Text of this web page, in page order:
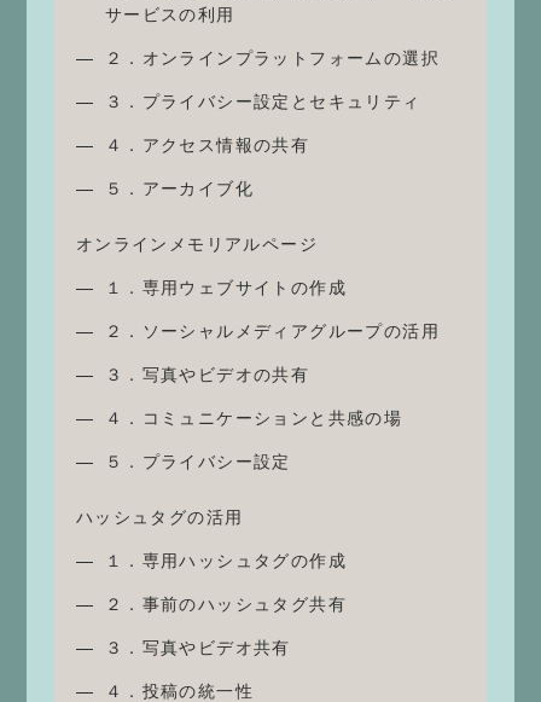
サービスの利用
２．オンラインプラットフォームの選択
３．プライバシー設定とセキュリティ
４．アクセス情報の共有
５．アーカイブ化
オンラインメモリアルページ
１．専用ウェブサイトの作成
２．ソーシャルメディアグループの活用
３．写真やビデオの共有
４．コミュニケーションと共感の場
５．プライバシー設定
ハッシュタグの活用
１．専用ハッシュタグの作成
２．事前のハッシュタグ共有
３．写真やビデオ共有
４．投稿の統一性